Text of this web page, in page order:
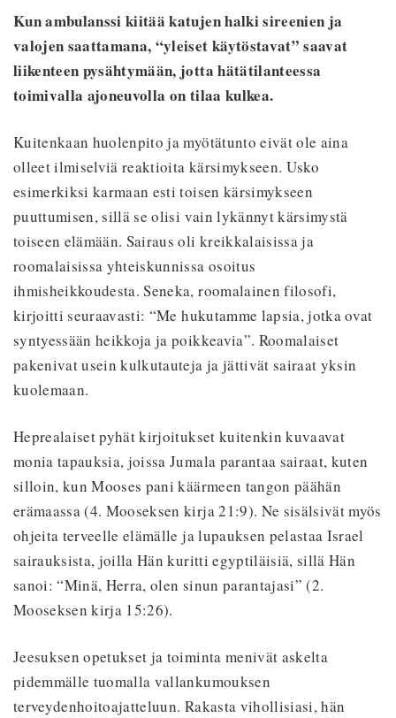
Kun ambulanssi kiitää katujen halki sireenien ja
valojen saattamana, “yleiset käytöstavat” saavat
liikenteen pysähtymään, jotta hätätilanteessa
toimivalla ajoneuvolla on tilaa kulkea.
Kuitenkaan huolenpito ja myötätunto eivät ole aina
olleet ilmiselviä reaktioita kärsimykseen. Usko
esimerkiksi karmaan esti toisen kärsimykseen
puuttumisen, sillä se olisi vain lykännyt kärsimystä
toiseen elämään. Sairaus oli kreikkalaisissa ja
roomalaisissa yhteiskunnissa osoitus
ihmisheikkoudesta. Seneka, roomalainen filosofi,
kirjoitti seuraavasti: “Me hukutamme lapsia, jotka ovat
syntyessään heikkoja ja poikkeavia”. Roomalaiset
pakenivat usein kulkutauteja ja jättivät sairaat yksin
kuolemaan.
Heprealaiset pyhät kirjoitukset kuitenkin kuvaavat
monia tapauksia, joissa Jumala parantaa sairaat, kuten
silloin, kun Mooses pani käärmeen tangon päähän
erämaassa (4. Mooseksen kirja 21:9). Ne sisälsivät myös
ohjeita terveelle elämälle ja lupauksen pelastaa Israel
sairauksista, joilla Hän kuritti egyptiläisiä, sillä Hän
sanoi: “Minä, Herra, olen sinun parantajasi” (2.
Mooseksen kirja 15:26).
Jeesuksen opetukset ja toiminta menivät askelta
pidemmälle tuomalla vallankumouksen
terveydenhoitoajatteluun. Rakasta vihollisiasi, hän